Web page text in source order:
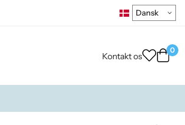
Kontakt os
0